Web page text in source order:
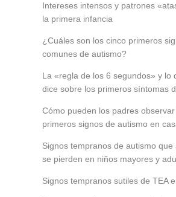
Intereses intensos y patrones
la primera infancia
¿Cuáles son los cinco primeros
comunes de autismo?
La «regla de los 6 segundos» y lo
dice sobre los primeros síntomas
Cómo pueden los padres
primeros signos de autismo en
Signos tempranos de autismo que
se pierden en niños mayores y
Signos tempranos sutiles de TEA